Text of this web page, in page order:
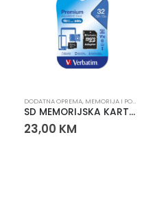
DODATNA OPREMA, MEMORIJA I POHRANA
SD MEMORIJSKA KARTICA 32GB
23,00 KM